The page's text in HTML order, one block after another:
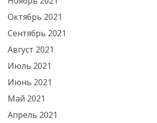
Октябрь 2021
Сентябрь 2021
Август 2021
Июль 2021
Июнь 2021
Май 2021
Апрель 2021